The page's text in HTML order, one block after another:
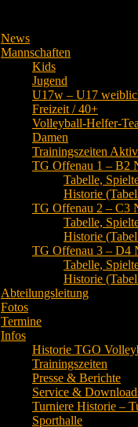
News
Mannschaften
Kids
Jugend
U17w – U17
Freizeit / 40+
Volleyball-Helfer-
Damen
Trainingszeiten
TG Offenau 1 – B2
Tabelle,
Historie
TG Offenau 2 – C3
Tabelle,
Historie
TG Offenau 3 – D4
Tabelle,
Historie
Abteilungsleitung
Fotos
Termine
Infos
Historie TGO
Trainingszeiten
Presse & Berichte
Service &
Turniere Historie –
Sporthalle